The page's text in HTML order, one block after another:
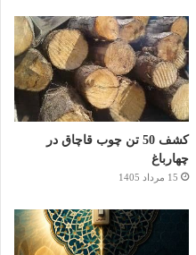
کشف 50 تن چوب قاچاق در
چهارباغ
15 مرداد 1405